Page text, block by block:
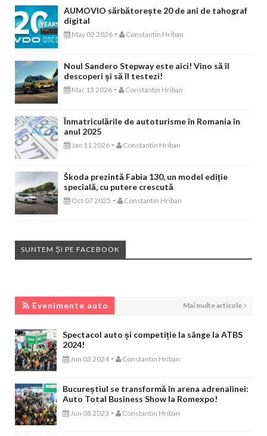
AUMOVIO sărbătorește 20 de ani de tahograf
digital
May 02 2026 - Constantin Hriban
Noul Sandero Stepway este aici! Vino să îl
descoperi și să îl testezi!
Mar 13 2026 - Constantin Hriban
Înmatriculările de autoturisme în Romania în
anul 2025
Jan 11 2026 - Constantin Hriban
Škoda prezintă Fabia 130, un model ediție
specială, cu putere crescută
Oct 07 2025 - Constantin Hriban
SUNTEM ȘI PE FACEBOOK
Evenimente auto Mai multe articole
Spectacol auto și competiție la sânge la ATBS
2024!
Jun 03 2024 - Constantin Hriban
Bucureștiul se transformă în arena adrenalinei:
Auto Total Business Show la Romexpo!
Jun 08 2023 - Constantin Hriban